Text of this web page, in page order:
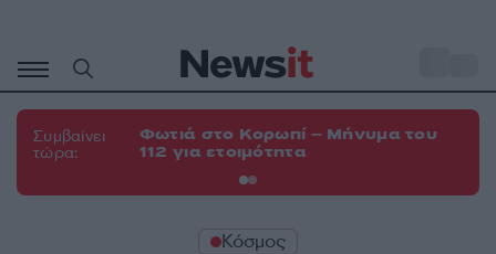
περιεχόμενο
Συμβαίνει
τώρα:
Φωτιά στο Κορωπί – Μήνυμα του
112 για ετοιμότητα
Κόσμος